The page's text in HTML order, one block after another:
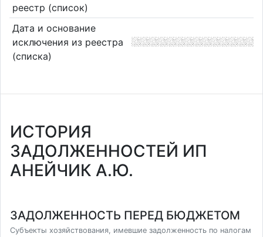
реестр (список)
Дата и основание
исключения из реестра
(списка)
ИСТОРИЯ
ЗАДОЛЖЕННОСТЕЙ ИП
АНЕЙЧИК А.Ю.
ЗАДОЛЖЕННОСТЬ ПЕРЕД БЮДЖЕТОМ
Субъекты хозяйствования, имевшие задолженность по налогам